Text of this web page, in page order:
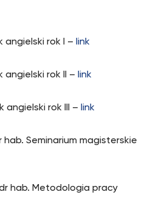
angielski rok I – link
angielski rok II – link
angielski rok III – link
hab. Seminarium magisterskie
hab. Metodologia pracy